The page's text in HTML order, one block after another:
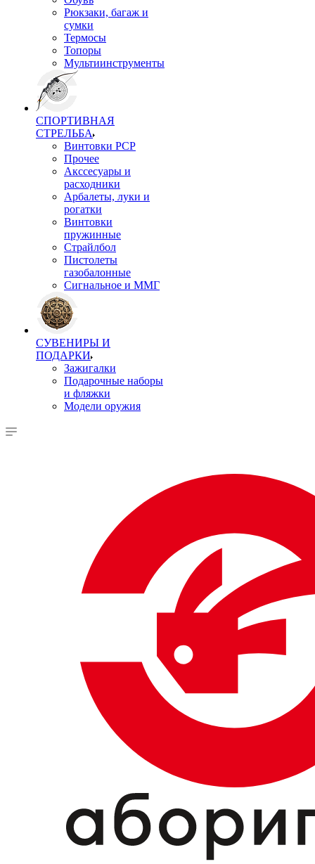
Рюкзаки, багаж и
сумки
Термосы
Топоры
Мультиинструменты
СПОРТИВНАЯ
СТРЕЛЬБА
Винтовки PCP
Прочее
Акссесуары и
расходники
Арбалеты, луки и
рогатки
Винтовки
пружинные
Страйлбол
Пистолеты
газобалонные
Сигнальное и ММГ
СУВЕНИРЫ И
ПОДАРКИ
Зажигалки
Подарочные наборы
и фляжки
Модели оружия